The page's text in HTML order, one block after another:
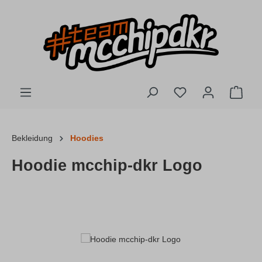
Du hast 0
Bekleidung Hoodies
Hoodie mcchip-dkr Logo